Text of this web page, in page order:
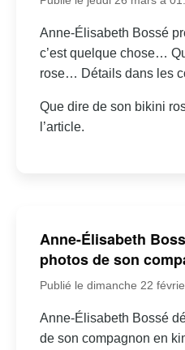
Anne-Élisabeth Bossé
c’est quelque chose…
rose… Détails dans les
Que dire de son bikini
l’article.
Anne-Élisabeth
photos de son
Publié le dimanche 22
Anne-Élisabeth Bossé
de son compagnon en